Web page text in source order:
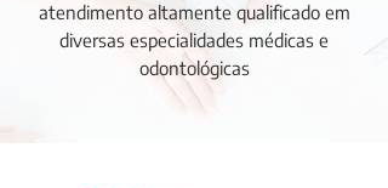
atendimento altamente qualificado em
diversas especialidades médicas e
odontológicas